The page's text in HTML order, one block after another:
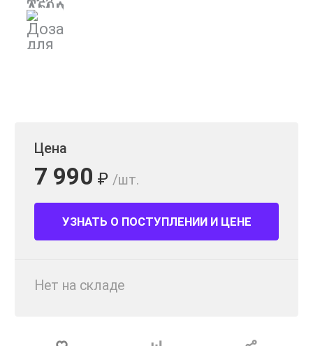
Цена
7 990 ₽ /шт.
УЗНАТЬ О ПОСТУПЛЕНИИ И ЦЕНЕ
Нет на складе